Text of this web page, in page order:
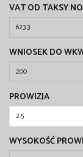
VAT OD TAKSY
WNIOSEK DO
PROWIZJA
WYSOKOŚĆ